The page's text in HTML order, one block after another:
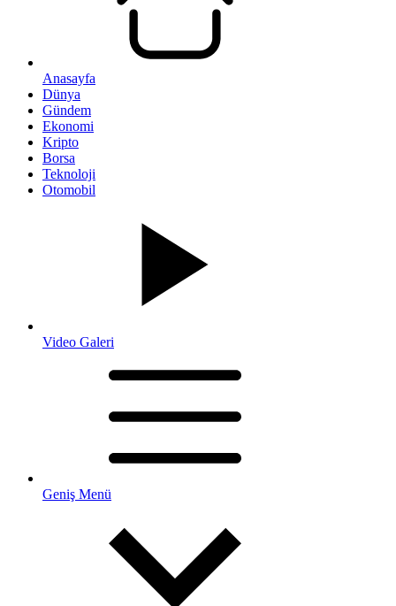
Anasayfa
Dünya
Gündem
Ekonomi
Kripto
Borsa
Teknoloji
Otomobil
Video Galeri
Geniş Menü